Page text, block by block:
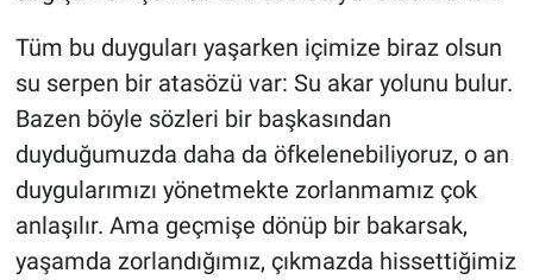
Tüm bu duyguları yaşarken içimize biraz olsun
su serpen bir atasözü var: Su akar yolunu bulur.
Bazen böyle sözleri bir başkasından
duyduğumuzda daha da öfkelenebiliyoruz, o an
duygularımızı yönetmekte zorlanmamız çok
anlaşılır. Ama geçmişe dönüp bir bakarsak,
yaşamda zorlandığımız, çıkmazda hissettiğimiz